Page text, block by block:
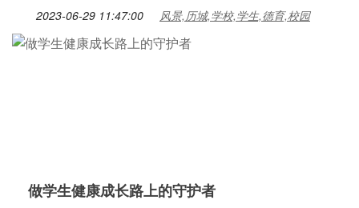
2023-06-29 11:47:00 风景,历城,学校,学生,德育,校园
做学生健康成长路上的守护者